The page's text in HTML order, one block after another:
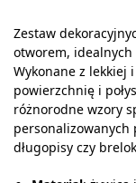
Zestaw
otworem,
Wykonane z lekkiej
powierzchnię i
różnorodne wzory
personalizowanych
długopisy czy